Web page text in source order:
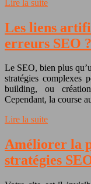
Lire la suite
Les liens
erreurs SEO ?
Le SEO, bien plus
stratégies
building, ou
Cependant, la course
Lire la suite
Améliorer la
stratégies